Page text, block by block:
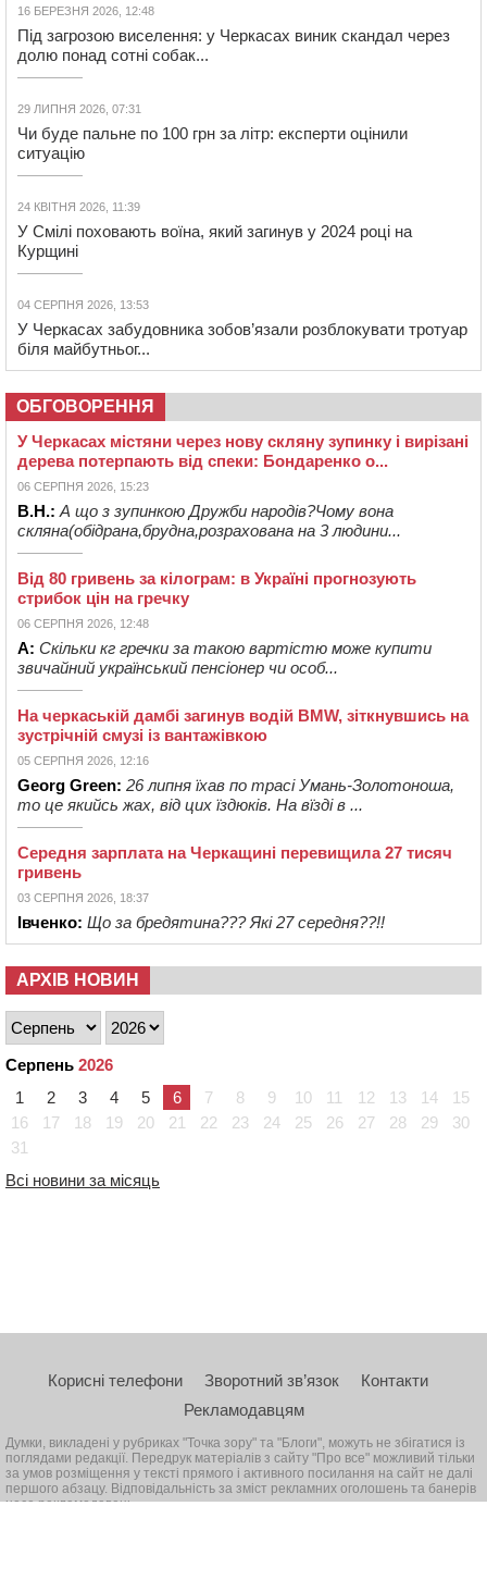
16 БЕРЕЗНЯ 2026, 12:48
Під загрозою виселення: у Черкасах виник скандал через
долю понад сотні собак...
29 ЛИПНЯ 2026, 07:31
Чи буде пальне по 100 грн за літр: експерти оцінили
ситуацію
24 КВІТНЯ 2026, 11:39
У Смілі поховають воїна, який загинув у 2024 році на
Курщині
04 СЕРПНЯ 2026, 13:53
У Черкасах забудовника зобов’язали розблокувати тротуар
біля майбутньог...
ОБГОВОРЕННЯ
У Черкасах містяни через нову скляну зупинку і вирізані
дерева потерпають від спеки: Бондаренко о...
06 СЕРПНЯ 2026, 15:23
В.Н.: А що з зупинкою Дружби народів?Чому вона
скляна(обідрана,брудна,розрахована на 3 людини...
Від 80 гривень за кілограм: в Україні прогнозують
стрибок цін на гречку
06 СЕРПНЯ 2026, 12:48
А: Скільки кг гречки за такою вартістю може купити
звичайний український пенсіонер чи особ...
На черкаській дамбі загинув водій BMW, зіткнувшись на
зустрічній смузі із вантажівкою
05 СЕРПНЯ 2026, 12:16
Georg Green: 26 липня їхав по трасі Умань-Золотоноша,
то це якийсь жах, від цих їздюків. На вїзді в ...
Середня зарплата на Черкащині перевищила 27 тисяч
гривень
03 СЕРПНЯ 2026, 18:37
Івченко: Що за бредятина??? Які 27 середня??!!
АРХІВ НОВИН
Серпень 2026
1
2 3 4 5 6 7 8 9 10 11 12 13 14
15
16
17 18 19 20 21 22 23 24 25 26 27 28 29
30
31
Всі новини за місяць
Корисні телефони Зворотний зв’язок
Контакти
Рекламодавцям
Думки, викладені у рубриках "Точка зору" та "Блоги", можуть не збігатися із
поглядами редакції. Передрук матеріалів з сайту "Про все" можливий тільки
за умов розміщення у тексті прямого і активного посилання на сайт не далі
першого абзацу. Відповідальність за зміст рекламних оголошень та банерів
несе рекламодавець